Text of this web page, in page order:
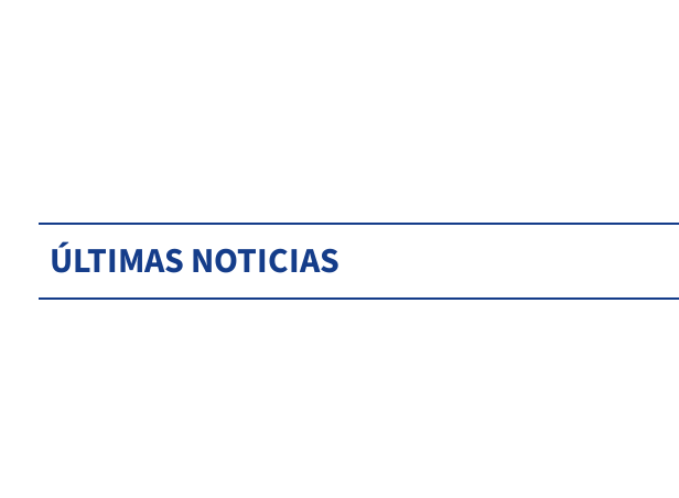
ÚLTIMAS NOTICIAS